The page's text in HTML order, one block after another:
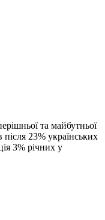
та майбутньої
після 23% українських
3% річних у